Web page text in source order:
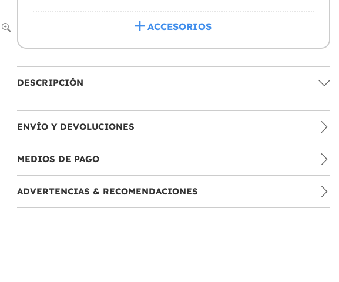
ACCESORIOS
DESCRIPCIÓN
ENVÍO Y DEVOLUCIONES
MEDIOS DE PAGO
ADVERTENCIAS & RECOMENDACIONES